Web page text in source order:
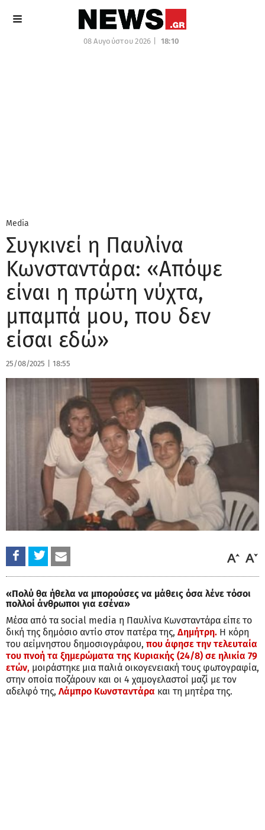
08 Αυγούστου 2026 | 18:10
Media
Συγκινεί η Παυλίνα
Κωνσταντάρα: «Απόψε
είναι η πρώτη νύχτα,
μπαμπά μου, που δεν
είσαι εδώ»
25/08/2025 18:55
«Πολύ θα ήθελα να μπορούσες να μάθεις όσα λένε τόσοι
πολλοί άνθρωποι για εσένα»
Μέσα από τα social media η Παυλίνα Κωνσταντάρα είπε το
δική της δημόσιο αντίο στον πατέρα της, Δημήτρη. Η κόρη
του αείμνηστου δημοσιογράφου, που άφησε την τελευταία
του πνοή τα ξημερώματα της Κυριακής (24/8) σε ηλικία 79
ετών, μοιράστηκε μια παλιά οικογενειακή τους φωτογραφία,
στην οποία ποζάρουν και οι 4 χαμογελαστοί μαζί με τον
αδελφό της, Λάμπρο Κωνσταντάρα και τη μητέρα της.